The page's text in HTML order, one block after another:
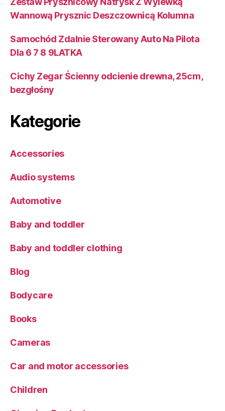
Wannową Prysznic Deszczownicą Kolumna
Samochód Zdalnie Sterowany Auto Na Pilota
Dla 6 7 8 9LATKA
Cichy Zegar Ścienny odcienie drewna, 25cm,
bezgłośny
Kategorie
Accessories
Audio systems
Automotive
Baby and toddler
Baby and toddler clothing
Blog
Bodycare
Books
Cameras
Car and motor accessories
Children